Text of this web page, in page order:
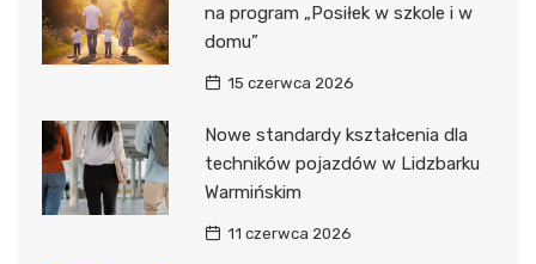
na program „Posiłek w szkole i w
domu”
15 czerwca 2026
Nowe standardy kształcenia dla
techników pojazdów w Lidzbarku
Warmińskim
11 czerwca 2026